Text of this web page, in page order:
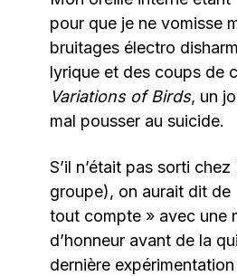
pour que je ne vomisse
bruitages électro
lyrique et des coups de
Variations of Birds, un
mal pousser au suicide.
S’il n’était pas sorti
groupe), on aurait dit de
tout compte » avec une
d’honneur avant de la
dernière